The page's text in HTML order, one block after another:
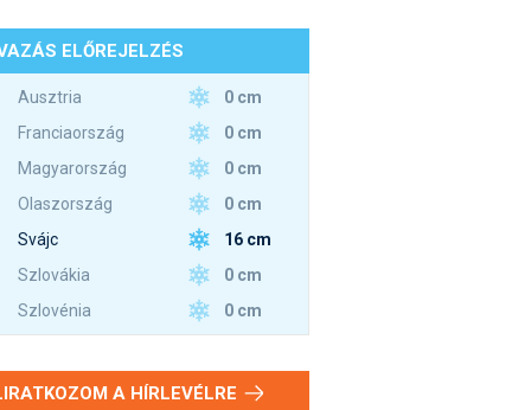
ELŐREJELZÉS
Ausztria
0 cm
Franciaország
0 cm
Magyarország
0 cm
Olaszország
0 cm
Svájc
16 cm
Szlovákia
0 cm
Szlovénia
0 cm
A HÍRLEVÉLRE